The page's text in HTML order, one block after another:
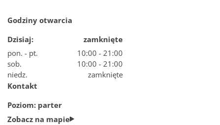
Godziny otwarcia
Jak dojadę do Nowej Stacji
Parking w Nowej Stacji Pruszków
Plan centrum
Godziny otwarcia
Dzisiaj:
zamknięte
pon. - pt.
10:00 - 21:00
sob.
10:00 - 21:00
niedz.
zamknięte
Kontakt
Poziom: parter
Zobacz na mapie